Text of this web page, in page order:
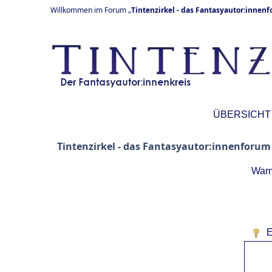
Willkommen im Forum „Tintenzirkel - das
ÜBERSICHT
Tintenzirkel - das Fantasyautor:innenforum